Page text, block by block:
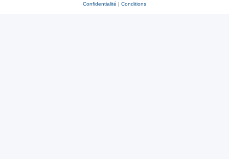
Confidentialité | Conditions